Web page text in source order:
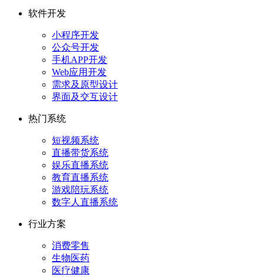
软件开发
小程序开发
公众号开发
手机APP开发
Web应用开发
需求及原型设计
界面及交互设计
热门系统
短视频系统
直播带货系统
娱乐直播系统
教育直播系统
游戏陪玩系统
数字人直播系统
行业方案
消费零售
生物医药
医疗健康